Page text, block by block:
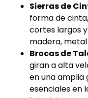
Sierras de
forma de
cortes largos
madera,
Brocas de
giran a alta
en una amplia
esenciales en